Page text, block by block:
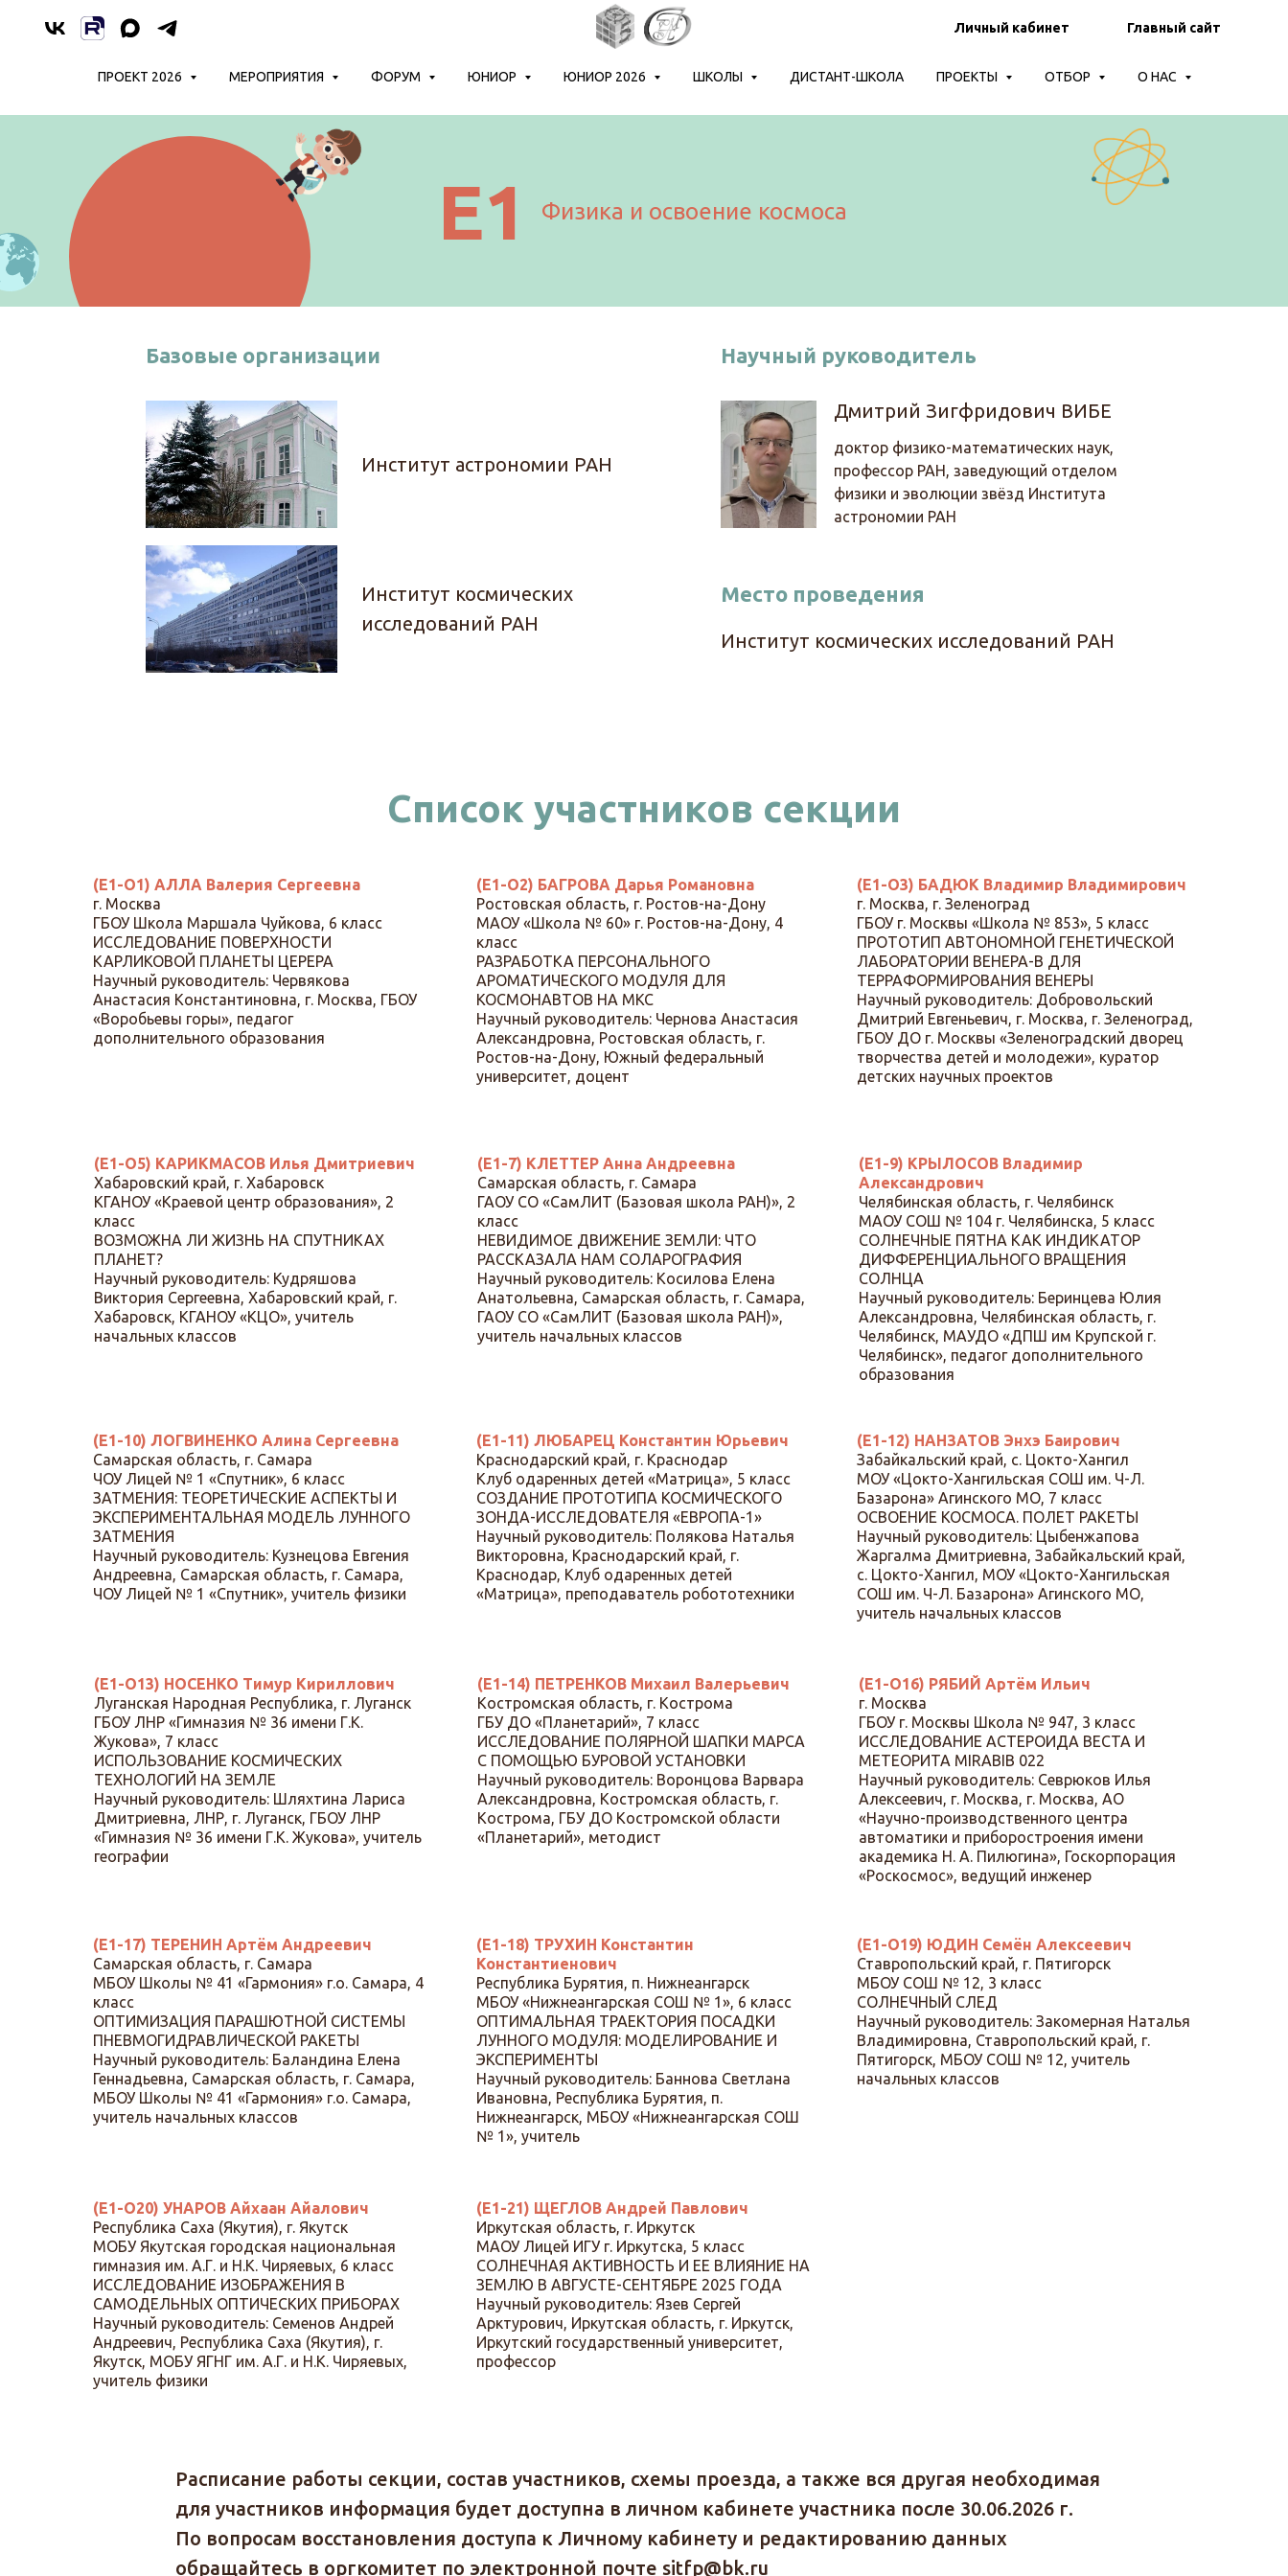
Личный кабинет Главный сайт
ПРОЕКТ 2026 МЕРОПРИЯТИЯ ФОРУМ ЮНИОР ЮНИОР 2026 ШКОЛЫ ДИСТАНТ-ШКОЛА ПРОЕКТЫ ОТБОР О НАС
Физика и освоение космоса
Е1
Базовые организации
Институт астрономии РАН
Научный руководитель
Дмитрий Зигфридович ВИБЕ
доктор физико-математических наук,
профессор РАН, заведующий отделом
физики и эволюции звёзд Института
астрономии РАН
Место проведения
Институт космических исследований РАН
Институт космических
исследований РАН
Список участников секции
(Е1-О1) АЛЛА Валерия Сергеевна
г. Москва
ГБОУ Школа Маршала Чуйкова, 6 класс
ИССЛЕДОВАНИЕ ПОВЕРХНОСТИ
КАРЛИКОВОЙ ПЛАНЕТЫ ЦЕРЕРА
Научный руководитель: Червякова
Анастасия Константиновна, г. Москва, ГБОУ
«Воробьевы горы», педагог
дополнительного образования
(Е1-О2) БАГРОВА Дарья Романовна
Ростовская область, г. Ростов-на-Дону
МАОУ «Школа № 60» г. Ростов-на-Дону, 4
класс
РАЗРАБОТКА ПЕРСОНАЛЬНОГО
АРОМАТИЧЕСКОГО МОДУЛЯ ДЛЯ
КОСМОНАВТОВ НА МКС
Научный руководитель: Чернова Анастасия
Александровна, Ростовская область, г.
Ростов-на-Дону, Южный федеральный
университет, доцент
(Е1-О3) БАДЮК Владимир Владимирович
г. Москва, г. Зеленоград
ГБОУ г. Москвы «Школа № 853», 5 класс
ПРОТОТИП АВТОНОМНОЙ ГЕНЕТИЧЕСКОЙ
ЛАБОРАТОРИИ ВЕНЕРА-В ДЛЯ
ТЕРРАФОРМИРОВАНИЯ ВЕНЕРЫ
Научный руководитель: Добровольский
Дмитрий Евгеньевич, г. Москва, г. Зеленоград,
ГБОУ ДО г. Москвы «Зеленоградский дворец
творчества детей и молодежи», куратор
детских научных проектов
(Е1-О5) КАРИКМАСОВ Илья Дмитриевич
Хабаровский край, г. Хабаровск
КГАНОУ «Краевой центр образования», 2
класс
ВОЗМОЖНА ЛИ ЖИЗНЬ НА СПУТНИКАХ
ПЛАНЕТ?
Научный руководитель: Кудряшова
Виктория Сергеевна, Хабаровский край, г.
Хабаровск, КГАНОУ «КЦО», учитель
начальных классов
(Е1-7) КЛЕТТЕР Анна Андреевна
Самарская область, г. Самара
ГАОУ СО «СамЛИТ (Базовая школа РАН)», 2
класс
НЕВИДИМОЕ ДВИЖЕНИЕ ЗЕМЛИ: ЧТО
РАССКАЗАЛА НАМ СОЛАРОГРАФИЯ
Научный руководитель: Косилова Елена
Анатольевна, Самарская область, г. Самара,
ГАОУ СО «СамЛИТ (Базовая школа РАН)»,
учитель начальных классов
(Е1-9) КРЫЛОСОВ Владимир
Александрович
Челябинская область, г. Челябинск
МАОУ СОШ № 104 г. Челябинска, 5 класс
СОЛНЕЧНЫЕ ПЯТНА КАК ИНДИКАТОР
ДИФФЕРЕНЦИАЛЬНОГО ВРАЩЕНИЯ
СОЛНЦА
Научный руководитель: Беринцева Юлия
Александровна, Челябинская область, г.
Челябинск, МАУДО «ДПШ им Крупской г.
Челябинск», педагог дополнительного
образования
(Е1-10) ЛОГВИНЕНКО Алина Сергеевна
Самарская область, г. Самара
ЧОУ Лицей № 1 «Спутник», 6 класс
ЗАТМЕНИЯ: ТЕОРЕТИЧЕСКИЕ АСПЕКТЫ И
ЭКСПЕРИМЕНТАЛЬНАЯ МОДЕЛЬ ЛУННОГО
ЗАТМЕНИЯ
Научный руководитель: Кузнецова Евгения
Андреевна, Самарская область, г. Самара,
ЧОУ Лицей № 1 «Спутник», учитель физики
(Е1-11) ЛЮБАРЕЦ Константин Юрьевич
Краснодарский край, г. Краснодар
Клуб одаренных детей «Матрица», 5 класс
СОЗДАНИЕ ПРОТОТИПА КОСМИЧЕСКОГО
ЗОНДА-ИССЛЕДОВАТЕЛЯ «ЕВРОПА-1»
Научный руководитель: Полякова Наталья
Викторовна, Краснодарский край, г.
Краснодар, Клуб одаренных детей
«Матрица», преподаватель робототехники
(Е1-12) НАНЗАТОВ Энхэ Баирович
Забайкальский край, с. Цокто-Хангил
МОУ «Цокто-Хангильская СОШ им. Ч-Л.
Базарона» Агинского МО, 7 класс
ОСВОЕНИЕ КОСМОСА. ПОЛЕТ РАКЕТЫ
Научный руководитель: Цыбенжапова
Жаргалма Дмитриевна, Забайкальский край,
с. Цокто-Хангил, МОУ «Цокто-Хангильская
СОШ им. Ч-Л. Базарона» Агинского МО,
учитель начальных классов
(Е1-О13) НОСЕНКО Тимур Кириллович
Луганская Народная Республика, г. Луганск
ГБОУ ЛНР «Гимназия № 36 имени Г.К.
Жукова», 7 класс
ИСПОЛЬЗОВАНИЕ КОСМИЧЕСКИХ
ТЕХНОЛОГИЙ НА ЗЕМЛЕ
Научный руководитель: Шляхтина Лариса
Дмитриевна, ЛНР, г. Луганск, ГБОУ ЛНР
«Гимназия № 36 имени Г.К. Жукова», учитель
географии
(Е1-14) ПЕТРЕНКОВ Михаил Валерьевич
Костромская область, г. Кострома
ГБУ ДО «Планетарий», 7 класс
ИССЛЕДОВАНИЕ ПОЛЯРНОЙ ШАПКИ МАРСА
С ПОМОЩЬЮ БУРОВОЙ УСТАНОВКИ
Научный руководитель: Воронцова Варвара
Александровна, Костромская область, г.
Кострома, ГБУ ДО Костромской области
«Планетарий», методист
(Е1-О16) РЯБИЙ Артём Ильич
г. Москва
ГБОУ г. Москвы Школа № 947, 3 класс
ИССЛЕДОВАНИЕ АСТЕРОИДА ВЕСТА И
МЕТЕОРИТА MIRABIB 022
Научный руководитель: Севрюков Илья
Алексеевич, г. Москва, г. Москва, АО
«Научно-производственного центра
автоматики и приборостроения имени
академика Н. А. Пилюгина», Госкорпорация
«Роскосмос», ведущий инженер
(Е1-17) ТЕРЕНИН Артём Андреевич
Самарская область, г. Самара
МБОУ Школы № 41 «Гармония» г.о. Самара, 4
класс
ОПТИМИЗАЦИЯ ПАРАШЮТНОЙ СИСТЕМЫ
ПНЕВМОГИДРАВЛИЧЕСКОЙ РАКЕТЫ
Научный руководитель: Баландина Елена
Геннадьевна, Самарская область, г. Самара,
МБОУ Школы № 41 «Гармония» г.о. Самара,
учитель начальных классов
(Е1-18) ТРУХИН Константин
Константиенович
Республика Бурятия, п. Нижнеангарск
МБОУ «Нижнеангарская СОШ № 1», 6 класс
ОПТИМАЛЬНАЯ ТРАЕКТОРИЯ ПОСАДКИ
ЛУННОГО МОДУЛЯ: МОДЕЛИРОВАНИЕ И
ЭКСПЕРИМЕНТЫ
Научный руководитель: Баннова Светлана
Ивановна, Республика Бурятия, п.
Нижнеангарск, МБОУ «Нижнеангарская СОШ
№ 1», учитель
(Е1-О19) ЮДИН Семён Алексеевич
Ставропольский край, г. Пятигорск
МБОУ СОШ № 12, 3 класс
СОЛНЕЧНЫЙ СЛЕД
Научный руководитель: Закомерная Наталья
Владимировна, Ставропольский край, г.
Пятигорск, МБОУ СОШ № 12, учитель
начальных классов
(Е1-О20) УНАРОВ Айхаан Айалович
Республика Саха (Якутия), г. Якутск
МОБУ Якутская городская национальная
гимназия им. А.Г. и Н.К. Чиряевых, 6 класс
ИССЛЕДОВАНИЕ ИЗОБРАЖЕНИЯ В
САМОДЕЛЬНЫХ ОПТИЧЕСКИХ ПРИБОРАХ
Научный руководитель: Семенов Андрей
Андреевич, Республика Саха (Якутия), г.
Якутск, МОБУ ЯГНГ им. А.Г. и Н.К. Чиряевых,
учитель физики
(Е1-21) ЩЕГЛОВ Андрей Павлович
Иркутская область, г. Иркутск
МАОУ Лицей ИГУ г. Иркутска, 5 класс
СОЛНЕЧНАЯ АКТИВНОСТЬ И ЕЕ ВЛИЯНИЕ НА
ЗЕМЛЮ В АВГУСТЕ-СЕНТЯБРЕ 2025 ГОДА
Научный руководитель: Язев Сергей
Арктурович, Иркутская область, г. Иркутск,
Иркутский государственный университет,
профессор
Расписание работы секции, состав участников, схемы проезда, а также вся другая необходимая
для участников информация будет доступна в личном кабинете участника после 30.06.2026 г.
По вопросам восстановления доступа к Личному кабинету и редактированию данных
обращайтесь в оргкомитет по электронной почте sitfp@bk.ru